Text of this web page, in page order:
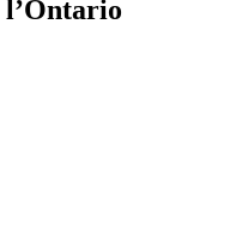
été
m’a
l’Ontario